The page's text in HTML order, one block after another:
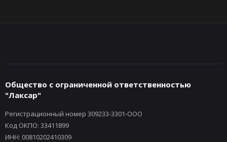
Общество с ограниченной ответственностью
"Лаксар"
Регистрационный номер 309233-3301-ООО
Код ОКПО: 33411899
ИНН: 00810202410309